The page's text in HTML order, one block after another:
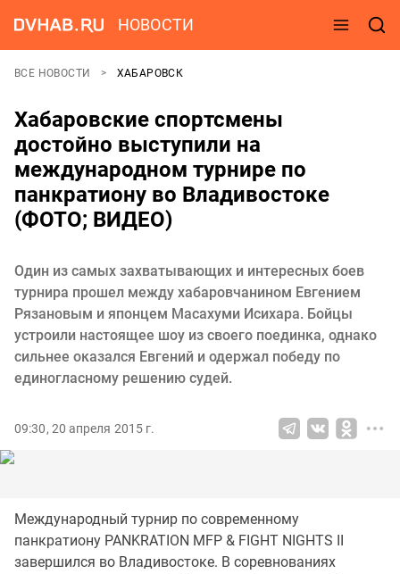
НОВОСТИ
ВСЕ НОВОСТИ ХАБАРОВСК
Хабаровские спортсмены
достойно выступили на
международном турнире по
панкратиону во Владивостоке
(ФОТО; ВИДЕО)
Один из самых захватывающих и интересных боев
турнира прошел между хабаровчанином Евгением
Рязановым и японцем Масахуми Исихара. Бойцы
устроили настоящее шоу из своего поединка, однако
сильнее оказался Евгений и одержал победу по
единогласному решению судей.
09:30, 20 апреля 2015 г.
Международный турнир по современному
панкратиону PANKRATION MFP & FIGHT NIGHTS II
завершился во Владивостоке. В соревнованиях